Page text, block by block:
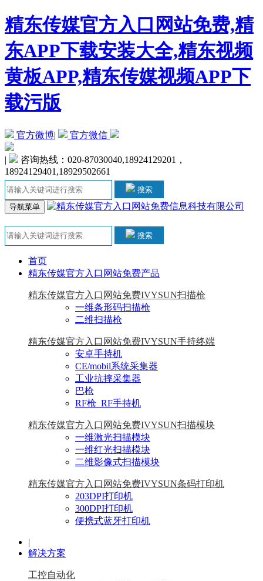
精东传媒官方入口网站免费,精
东APP下载安装大全,精东视频
黄板APP,精东传媒视频APP下
载污版
官方微博| 官方微信
|
咨询热线：020-87030040,18924129201，
18924129401,18929502661
搜索
导航菜单
搜索
首页
精东传媒官方入口网站免费产品
精东传媒官方入口网站免费IVYSUN扫描枪
一维条形码扫描枪
二维扫描枪
精东传媒官方入口网站免费IVYSUN手持终端
安卓手持机
CE/mobil系统采集器
工业抗摔采集器
巴枪
RF枪_RF手持机
精东传媒官方入口网站免费IVYSUN扫描模块
一维激光扫描模块
一维红光扫描模块
二维影像式扫描模块
精东传媒官方入口网站免费IVYSUN条码打印机
203DPI打印机
300DPI打印机
便携式蓝牙打印机
|
解决方案
工控自动化